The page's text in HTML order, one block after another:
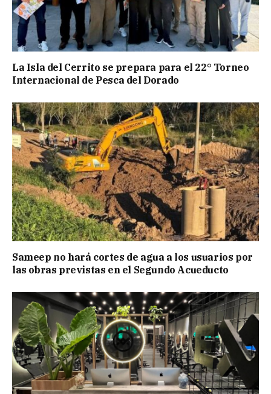
La Isla del Cerrito se prepara para el 22° Torneo
Internacional de Pesca del Dorado
Sameep no hará cortes de agua a los usuarios por
las obras previstas en el Segundo Acueducto